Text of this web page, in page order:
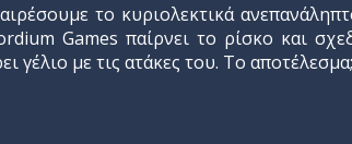
το κυριολεκτικά
Games παίρνει το ρίσκο και
με τις ατάκες του. Το